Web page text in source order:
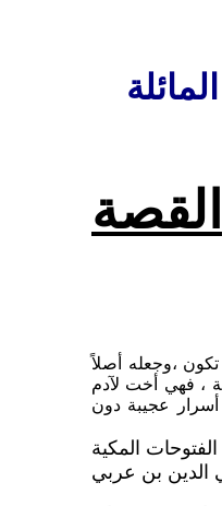
القصة
،وجعله أصلاً
، فهي أخت لآدم
أسرار عجيبة دون
المكية
الدين بن عربي